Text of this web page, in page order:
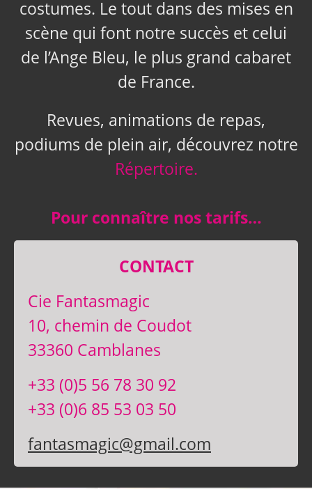
costumes. Le tout dans des mises en
scène qui font notre succès et celui
de l’Ange Bleu, le plus grand cabaret
de France.
Revues, animations de repas,
podiums de plein air, découvrez notre
Répertoire.
Pour connaître nos tarifs…
CONTACT
Cie Fantasmagic
10, chemin de Coudot
33360 Camblanes
+33 (0)5 56 78 30 92
+33 (0)6 85 53 03 50
fantasmagic@gmail.com